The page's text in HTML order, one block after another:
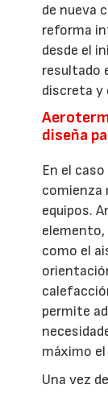
de nueva
reforma
desde el
resultado
discreta y
diseña
En el
comienza
equipos.
como el
permite
máximo
Una vez